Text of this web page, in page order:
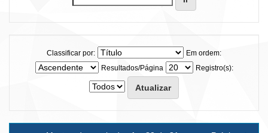
Classificar por:
Em ordem:
Resultados/Página
Registro(s):